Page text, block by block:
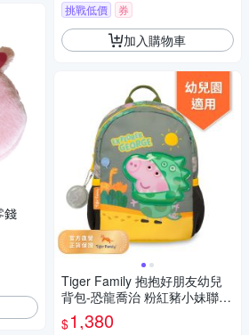
錢
挑戰低價 券
加入購物車
Tiger Family 抱抱好朋友幼兒
背包-恐龍喬治 粉紅豬小妹聯名
款
$1,380